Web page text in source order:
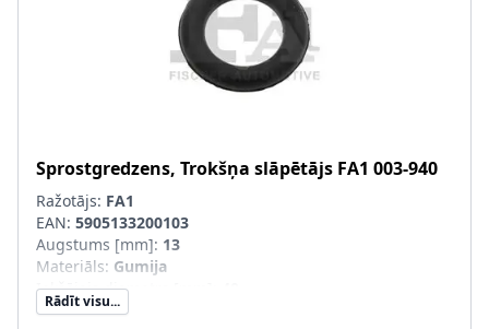
Sprostgredzens, Trokšņa slāpētājs FA1 003-940
Ražotājs: FA1
EAN: 5905133200103
Augstums [mm]: 13
Materiāls: Gumija
Iekšējais diametrs [mm]
Ārējais diametrs [mm]
Rādīt visu...